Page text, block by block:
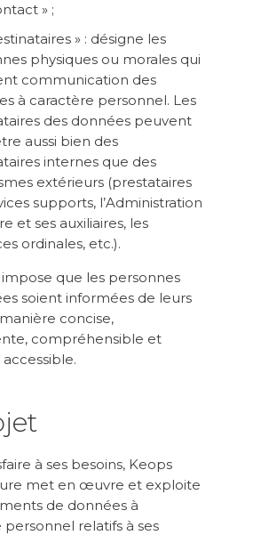
» ;
» : désigne les
physiques ou morales qui
communication des
à caractère personnel. Les
des données peuvent
aussi bien des
internes que des
extérieurs (prestataires
supports, l’Administration
et ses auxiliaires, les
ordinales, etc.).
impose que les personnes
soient informées de leurs
concise,
compréhensible et
à ses besoins, Keops
met en œuvre et exploite
de données à
personnel relatifs à ses